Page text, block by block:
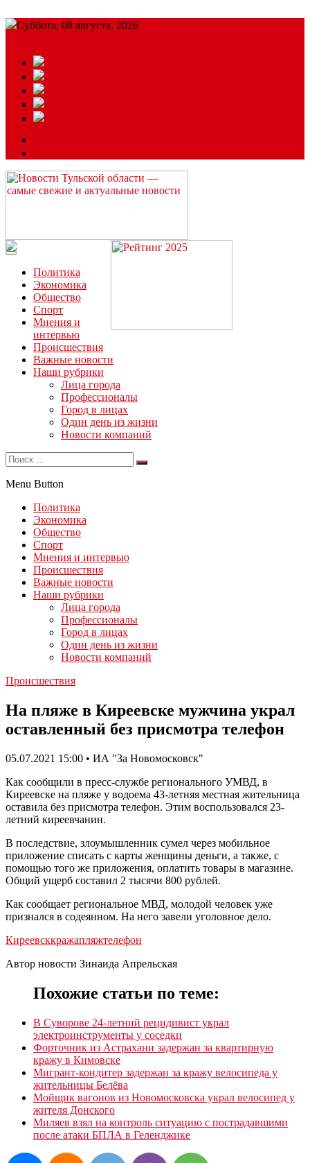
Суббота, 08 августа, 2026
Читайте последние новости дня в Тульской области на сайте
“ЗаНовомосковск”
Политика
Экономика
Общество
Спорт
Мнения и
интервью
Происшествия
Важные новости
Наши рубрики
Лица города
Профессионалы
Город в лицах
Один день из жизни
Новости компаний
Menu Button
Политика
Экономика
Общество
Спорт
Мнения и интервью
Происшествия
Важные новости
Наши рубрики
Лица города
Профессионалы
Город в лицах
Один день из жизни
Новости компаний
Происшествия
На пляже в Киреевске мужчина украл
оставленный без присмотра телефон
05.07.2021 15:00 • ИА "За Новомосковск"
Как сообщили в пресс-службе регионального УМВД, в
Киреевске на пляже у водоема 43-летняя местная жительница
оставила без присмотра телефон. Этим воспользовался 23-
летний киреевчанин.
В последствие, злоумышленник сумел через мобильное
приложение списать с карты женщины деньги, а также, с
помощью того же приложения, оплатить товары в магазине.
Общий ущерб составил 2 тысячи 800 рублей.
Как сообщает региональное МВД, молодой человек уже
признался в содеянном. На него завели уголовное дело.
Киреевсккражапляжтелефон
Автор новости Зинаида Апрельская
Похожие статьи по теме:
В Суворове 24-летний рецидивист украл
электроинструменты у соседки
Форточник из Астрахани задержан за квартирную
кражу в Кимовске
Мигрант-кондитер задержан за кражу велосипеда у
жительницы Белёва
Мойщик вагонов из Новомосковска украл велосипед у
жителя Донского
Миляев взял на контроль ситуацию с пострадавшими
после атаки БПЛА в Геленджике